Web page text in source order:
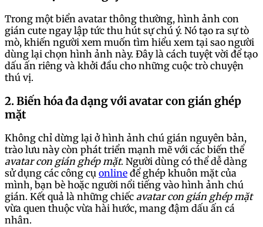
Trong một biển avatar thông thường, hình ảnh con
gián cute ngay lập tức thu hút sự chú ý. Nó tạo ra sự tò
mò, khiến người xem muốn tìm hiểu xem tại sao người
dùng lại chọn hình ảnh này. Đây là cách tuyệt vời để tạo
dấu ấn riêng và khởi đầu cho những cuộc trò chuyện
thú vị.
2. Biến hóa đa dạng với avatar con gián ghép
mặt
Không chỉ dừng lại ở hình ảnh chú gián nguyên bản,
trào lưu này còn phát triển mạnh mẽ với các biến thể
avatar con gián ghép mặt. Người dùng có thể dễ dàng
sử dụng các công cụ online để ghép khuôn mặt của
mình, bạn bè hoặc người nổi tiếng vào hình ảnh chú
gián. Kết quả là những chiếc avatar con gián ghép mặt
vừa quen thuộc vừa hài hước, mang đậm dấu ấn cá
nhân.